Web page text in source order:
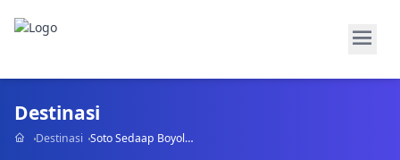
Destinasi
Destinasi Soto Sedaap Boyolali Hj Widodo Colomadu